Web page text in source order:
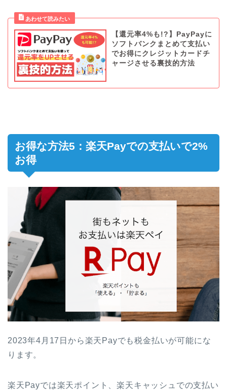
【還元率4%も!?】PayPayに
ソフトバンクまとめて支払い
でお得にクレジットカードチ
ャージさせる裏技的方法
お得な方法5：楽天Payでの支払いで2%
お得
2023年4月17日から楽天Payでも税金払いが可能にな
ります。
楽天Payでは楽天ポイント、楽天キャッシュでの支払い